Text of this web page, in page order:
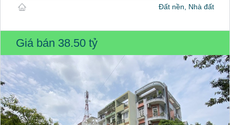
Đất nền, Nhà đất
Giá bán 38.50 tỷ